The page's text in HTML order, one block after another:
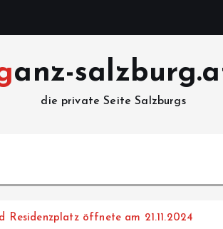
ganz-
die private Seite Salzburgs
öffnete am 21.11.2024